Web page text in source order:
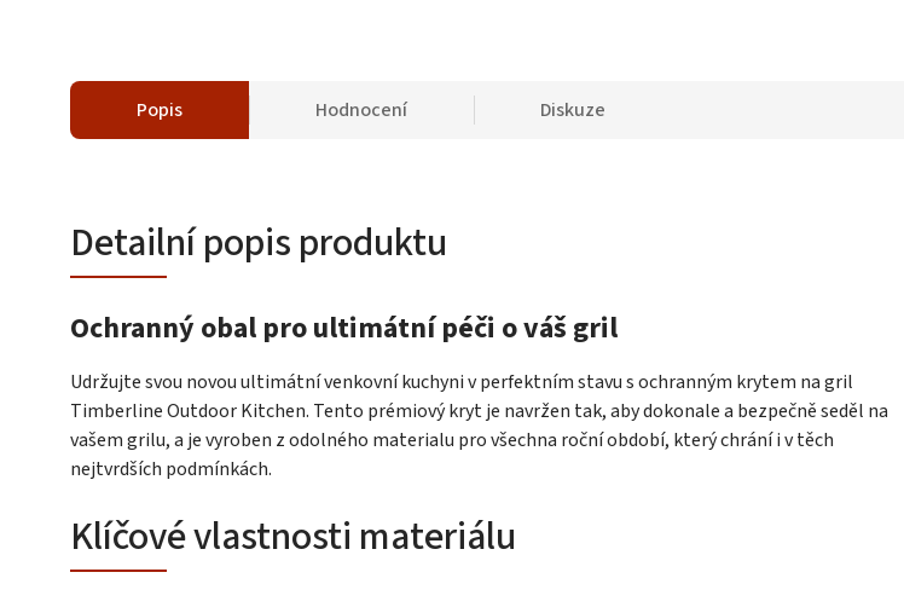
Popis Hodnocení Diskuze
Detailní popis produktu
Ochranný obal pro ultimátní péči o váš gril
Udržujte svou novou ultimátní venkovní kuchyni v perfektním stavu s ochranným krytem na gril
Timberline Outdoor Kitchen. Tento prémiový kryt je navržen tak, aby dokonale a bezpečně seděl na
vašem grilu, a je vyroben z odolného materialu pro všechna roční období, který chrání i v těch
nejtvrdších podmínkách.
Klíčové vlastnosti materiálu